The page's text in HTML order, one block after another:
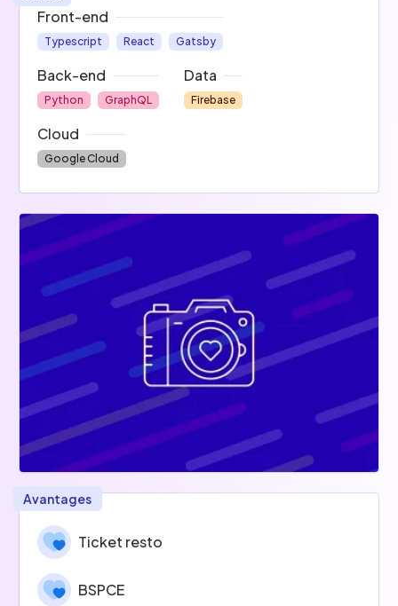
Front-end
Typescript React Gatsby
Back-end
Python GraphQL
Data
Firebase
Cloud
Google Cloud
Avantages
Ticket resto
BSPCE